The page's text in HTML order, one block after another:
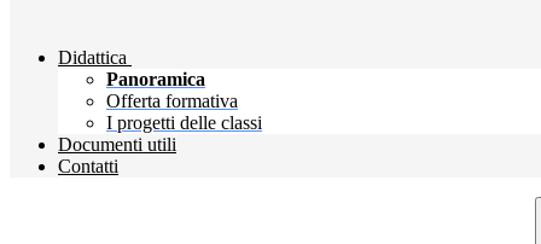
Didattica
Panoramica
Offerta formativa
I progetti delle classi
Documenti utili
Contatti